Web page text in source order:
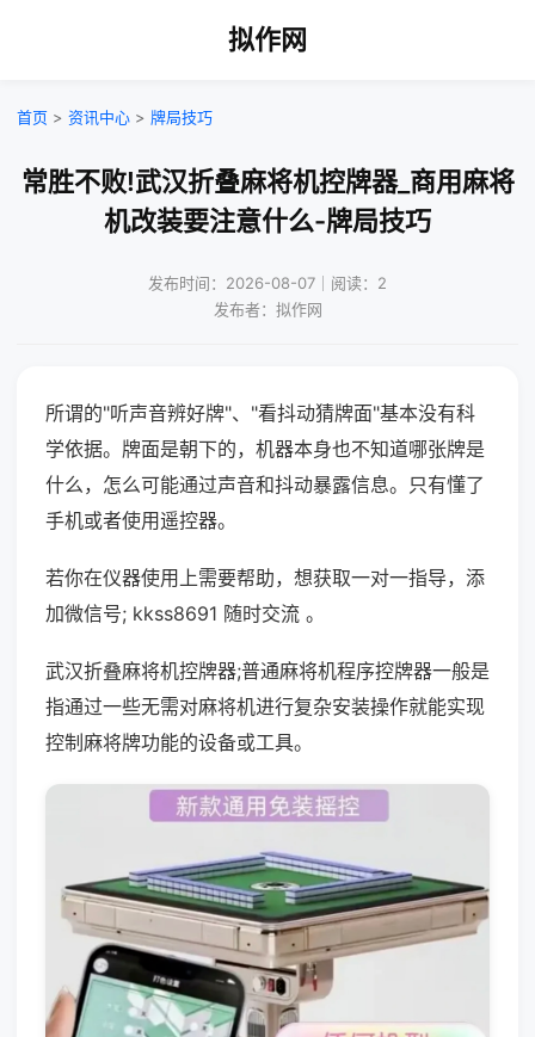
拟作网
首页 > 资讯中心 > 牌局技巧
常胜不败!武汉折叠麻将机控牌器_商用麻将
机改装要注意什么-牌局技巧
发布时间：2026-08-07｜阅读：2
发布者：拟作网
所谓的"听声音辨好牌"、"看抖动猜牌面"基本没有科
学依据。牌面是朝下的，机器本身也不知道哪张牌是
什么，怎么可能通过声音和抖动暴露信息。只有懂了
手机或者使用遥控器。
若你在仪器使用上需要帮助，想获取一对一指导，添
加微信号; kkss8691 随时交流 。
武汉折叠麻将机控牌器;普通麻将机程序控牌器一般是
指通过一些无需对麻将机进行复杂安装操作就能实现
控制麻将牌功能的设备或工具。